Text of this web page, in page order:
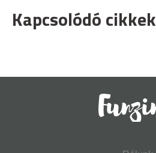
Kapcsolódó cikkek